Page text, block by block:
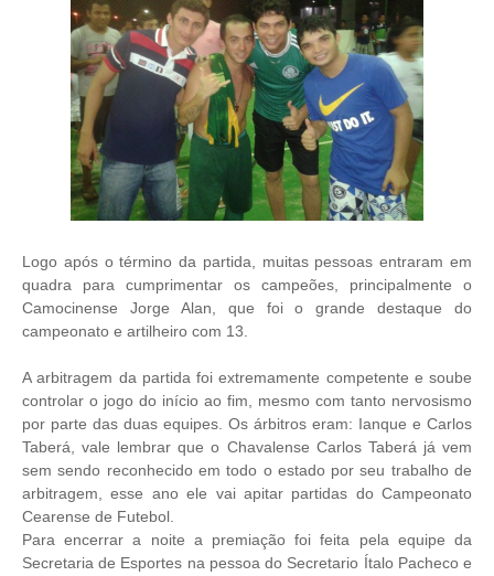
Logo após o término da partida, muitas pessoas entraram em
quadra para cumprimentar os campeões, principalmente o
Camocinense Jorge Alan, que foi o grande destaque do
campeonato e artilheiro com 13.
A arbitragem da partida foi extremamente competente e soube
controlar o jogo do início ao fim, mesmo com tanto nervosismo
por parte das duas equipes. Os árbitros eram: Ianque e Carlos
Taberá, vale lembrar que o Chavalense Carlos Taberá já vem
sem sendo reconhecido em todo o estado por seu trabalho de
arbitragem, esse ano ele vai apitar partidas do Campeonato
Cearense de Futebol.
Para encerrar a noite a premiação foi feita pela equipe da
Secretaria de Esportes na pessoa do Secretario Ítalo Pacheco e